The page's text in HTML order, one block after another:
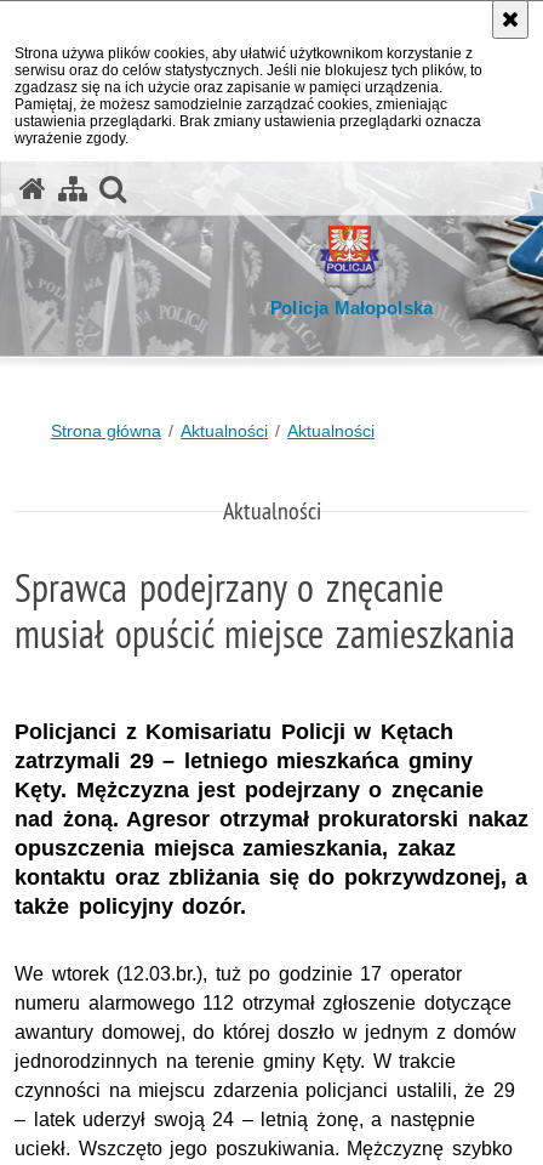
Strona używa plików cookies, aby ułatwić użytkownikom korzystanie z
serwisu oraz do celów statystycznych. Jeśli nie blokujesz tych plików, to
zgadzasz się na ich użycie oraz zapisanie w pamięci urządzenia.
Pamiętaj, że możesz samodzielnie zarządzać cookies, zmieniając
ustawienia przeglądarki. Brak zmiany ustawienia przeglądarki oznacza
wyrażenie zgody.
Policja Małopolska
Strona główna Aktualności Aktualności
Aktualności
Sprawca podejrzany o znęcanie
musiał opuścić miejsce zamieszkania
Policjanci z Komisariatu Policji w Kętach
zatrzymali 29 – letniego mieszkańca gminy
Kęty. Mężczyzna jest podejrzany o znęcanie
nad żoną. Agresor otrzymał prokuratorski nakaz
opuszczenia miejsca zamieszkania, zakaz
kontaktu oraz zbliżania się do pokrzywdzonej, a
także policyjny dozór.
We wtorek (12.03.br.), tuż po godzinie 17 operator
numeru alarmowego 112 otrzymał zgłoszenie dotyczące
awantury domowej, do której doszło w jednym z domów
jednorodzinnych na terenie gminy Kęty. W trakcie
czynności na miejscu zdarzenia policjanci ustalili, że 29
– latek uderzył swoją 24 – letnią żonę, a następnie
uciekł. Wszczęto jego poszukiwania. Mężczyznę szybko